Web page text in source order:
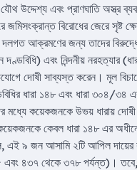
উদ্দেশ্য এবং প্রাণঘাতি অস্ত্র
বিরোধের জেরে সৃষ্ট
দলগত আক্রমণের জন্য তাদের বিরুদ্ধে
এবং নিন্দনীয় নরহত্যার
দোষী সাব্যস্ত করেন। মূল
ধারা ১৪৮ এবং ধারা ৩০৪/
মধ্যে কয়েকজনকে উভয় ধারায়
কেবল ধারা ১৪৮ এর
এই ৯ জন আসামি ২টি আপিল দায়ের
৪৩৭ থেকে ৩৭৮ পর্যন্ত)।